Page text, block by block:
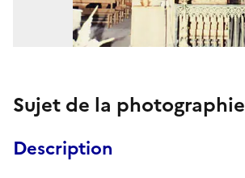
Sujet de la photographie
Description